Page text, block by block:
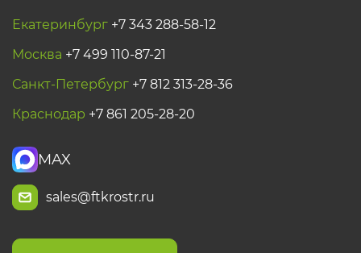
Екатеринбург +7 343 288-58-12
Москва +7 499 110-87-21
Санкт-Петербург +7 812 313-28-36
Краснодар +7 861 205-28-20
MAX
sales@ftkrostr.ru